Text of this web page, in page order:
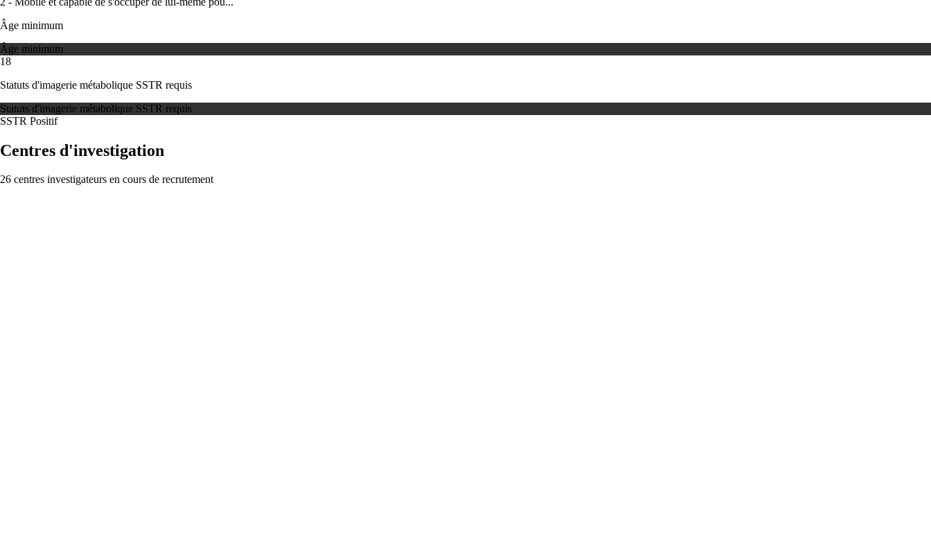
Âge minimum
Âge minimum
18
Statuts d'imagerie métabolique SSTR requis
Statuts d'imagerie métabolique SSTR requis
SSTR Positif
Centres d'investigation
26 centres investigateurs en cours de recrutement